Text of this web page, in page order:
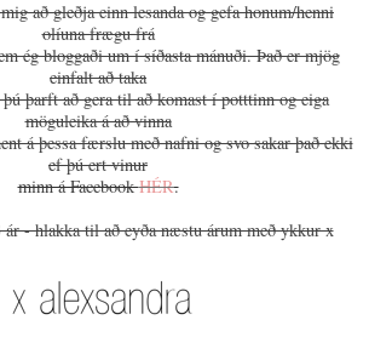
að gleðja einn lesanda og gefa honum/henni
olíuna frægu frá
ég bloggaði um í síðasta mánuði. Það er mjög
einfalt að taka
þarft að gera til að komast í potttinn og eiga
möguleika á að vinna
á þessa færslu með nafni og svo sakar það ekki
ef þú ert vinur
minn á FacebookHÉR.
- hlakka til að eyða næstu árum með ykkur x